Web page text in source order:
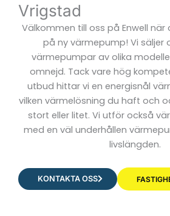
Vrigstad
Välkommen till oss på Enwell
på ny värmepump! Vi säljer
värmepumpar av olika
omnejd. Tack vare hög
utbud hittar vi en energisnål
vilken värmelösning du haft och
stort eller litet. Vi utför också
med en väl underhållen
livslängden.
KONTAKTA OSS